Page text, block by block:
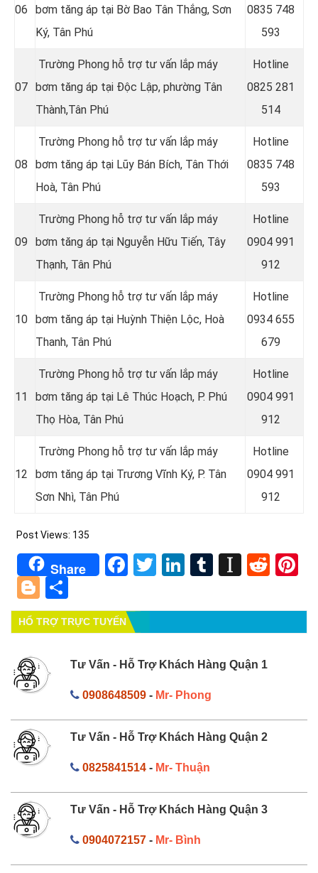
06
bơm tăng áp tại Bờ Bao Tân Thắng, Sơn
Ký, Tân Phú
0835 748
593
07
Trường Phong hỗ trợ tư vấn lắp máy
bơm tăng áp tại Độc Lập, phường Tân
Thành,Tân Phú
Hotline
0825 281
514
08
Trường Phong hỗ trợ tư vấn lắp máy
bơm tăng áp tại Lũy Bán Bích, Tân Thới
Hoà, Tân Phú
Hotline
0835 748
593
09
Trường Phong hỗ trợ tư vấn lắp máy
bơm tăng áp tại Nguyễn Hữu Tiến, Tây
Thạnh, Tân Phú
Hotline
0904 991
912
10
Trường Phong hỗ trợ tư vấn lắp máy
bơm tăng áp tại Huỳnh Thiện Lộc, Hoà
Thanh, Tân Phú
Hotline
0934 655
679
11
Trường Phong hỗ trợ tư vấn lắp máy
bơm tăng áp tại Lê Thúc Hoạch, P. Phú
Thọ Hòa, Tân Phú
Hotline
0904 991
912
12
Trường Phong hỗ trợ tư vấn lắp máy
bơm tăng áp tại Trương Vĩnh Ký, P. Tân
Sơn Nhì, Tân Phú
Hotline
0904 991
912
Post Views: 135
Share Facebook
TwitterLinkedIn
Tumblr
Blogger
HỔ TRỢ TRỰC TUYẾN
Tư Vấn - Hỗ Trợ Khách Hàng Quận 1
0908648509- Mr- Phong
Tư Vấn - Hỗ Trợ Khách Hàng Quận 2
0825841514- Mr- Thuận
Tư Vấn - Hỗ Trợ Khách Hàng Quận 3
0904072157- Mr- Bình